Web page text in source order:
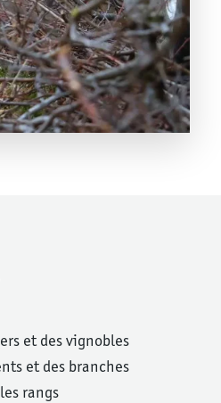
et des vignobles
et des branches
rangs